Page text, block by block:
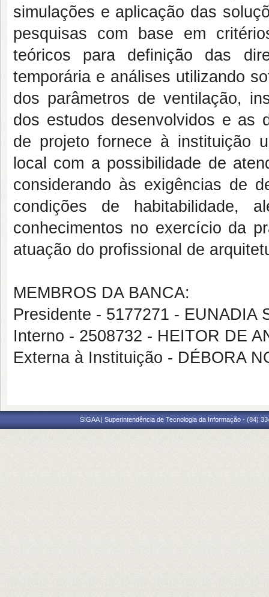
simulações e aplicação das
pesquisas com base em
teóricos para definição das
temporária e análises utilizando
dos parâmetros de ventilação,
dos estudos desenvolvidos e as
de projeto fornece à instituição
local com a possibilidade de
considerando às exigências de
condições de habitabilidade,
conhecimentos no exercício da
atuação do profissional de
MEMBROS DA BANCA:
Presidente - 5177271 - EUNADIA
Interno - 2508732 - HEITOR DE
Externa à Instituição - DÉBORA
SIGAA | Superintendência de Tecnologia da Informação - (84)